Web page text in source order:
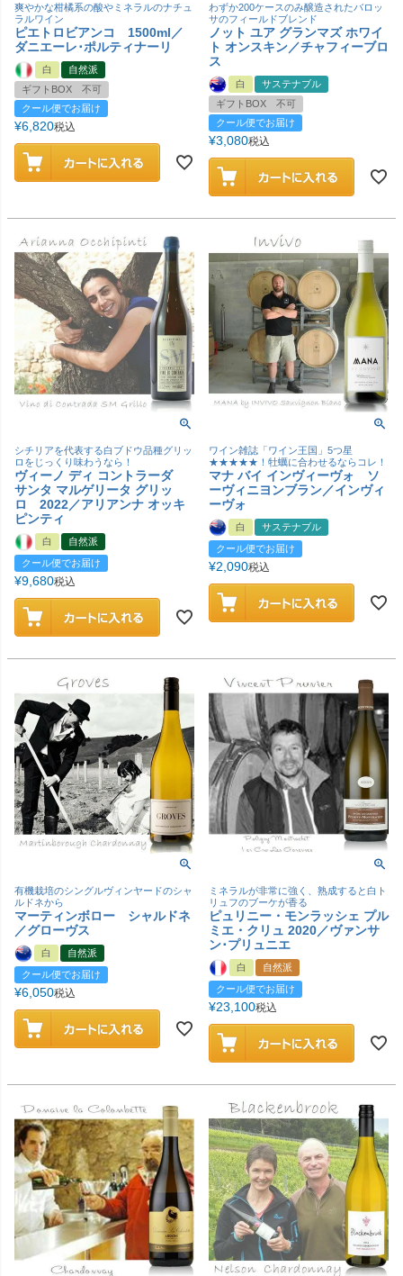
爽やかな柑橘系の酸やミネラルのナチュ
ラルワイン
ピエトロビアンコ 1500ml／
ダニエーレ･ポルティナーリ
白
自然派
ギフトBOX 不可
クール便でお届け
¥6,820税込
わずか200ケースのみ醸造されたバロッ
サのフィールドブレンド
ノット ユア グランマズ ホワイ
ト オンスキン／チャフィーブロ
ス
白
サステナブル
ギフトBOX 不可
クール便でお届け
¥3,080税込
シチリアを代表する白ブドウ品種グリッ
ロをじっくり味わうなら！
ヴィーノ ディ コントラーダ
サンタ マルゲリータ グリッ
ロ 2022／アリアンナ オッキ
ピンティ
白
自然派
クール便でお届け
¥9,680税込
ワイン雑誌「ワイン王国」5つ星
★★★★★！牡蠣に合わせるならコレ！
マナ バイ インヴィーヴォ ソ
ーヴィニヨンブラン／インヴィ
ーヴォ
白
サステナブル
クール便でお届け
¥2,090税込
有機栽培のシングルヴィンヤードのシャ
ルドネから
マーティンボロー シャルドネ
／グローヴス
白
自然派
クール便でお届け
¥6,050税込
ミネラルが非常に強く、熟成すると白ト
リュフのブーケが香る
ピュリニー・モンラッシェ プル
ミエ・クリュ 2020／ヴァンサ
ン･プリュニエ
白
自然派
クール便でお届け
¥23,100税込